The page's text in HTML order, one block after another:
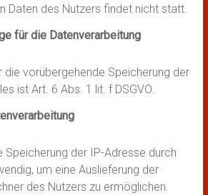
Daten des Nutzers findet nicht statt.
für die Datenverarbeitung
die vorübergehende Speicherung der
ist Art. 6 Abs. 1 lit. f DSGVO.
Speicherung der IP-Adresse durch
um eine Auslieferung der
des Nutzers zu ermöglichen.